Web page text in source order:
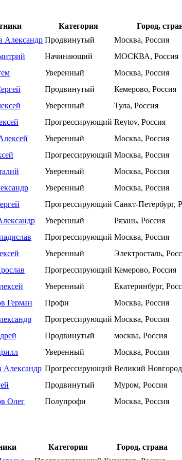
Категория Город,
Александр Продвинутый Москва, Россия
Начинающий МОСКВА, Россия
Уверенный Москва, Россия
Продвинутый Кемерово, Россия
Уверенный Тула, Россия
Прогрессирующий Reytov, Россия
Уверенный Москва, Россия
Прогрессирующий Москва, Россия
Уверенный Москва, Россия
Уверенный Москва, Россия
Прогрессирующий Санкт-Петербург,
Уверенный Рязань, Россия
Прогрессирующий Москва, Россия
Уверенный Электросталь,
Прогрессирующий Кемерово, Россия
Уверенный Екатеринбург,
Герман Профи Москва, Россия
Прогрессирующий Москва, Россия
Продвинутый москва, Россия
Уверенный Москва, Россия
Александр Прогрессирующий Великий
Продвинутый Муром, Россия
Олег Полупрофи Москва, Россия
Категория Город, страна